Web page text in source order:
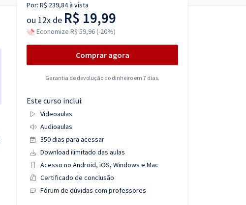
Por: R$ 239,84à vista
ou 12x de R$ 19,99
Economize R$ 59,96 (-20%)
Comprar agora
Garantia de devolução do dinheiro em 7 dias.
Este curso inclui:
Videoaulas
Audioaulas
350 dias para acessar
Download ilimitado das aulas
Acesso no Android, iOS, Windows e Mac
Certificado de conclusão
Fórum de dúvidas com professores